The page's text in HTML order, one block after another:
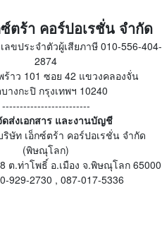
ตร้า คอร์ปอเรชั่น จำกัด
ขประจำตัวผู้เสียภาษี 010-556-404-
2874
าว 101 ซอย 42 แขวงคลองจั่น
างกะปิ กรุงเทพฯ 10240
-------------------------
ส่งเอกสาร และงานบัญชี
ษัท เอ็กซ์ตร้า คอร์ปอเรชั่น จำกัด
(พิษณุโลก)
ต.ท่าโพธิ์ อ.เมือง จ.พิษณุโลก 65000
929-2730 , 087-017-5336